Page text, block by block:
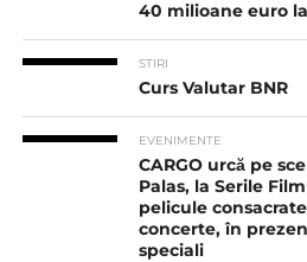
40 milioane euro
STIRI
Curs Valutar BNR
EVENIMENTE
CARGO urcă pe
Palas, la Serile
pelicule
concerte, în
speciali